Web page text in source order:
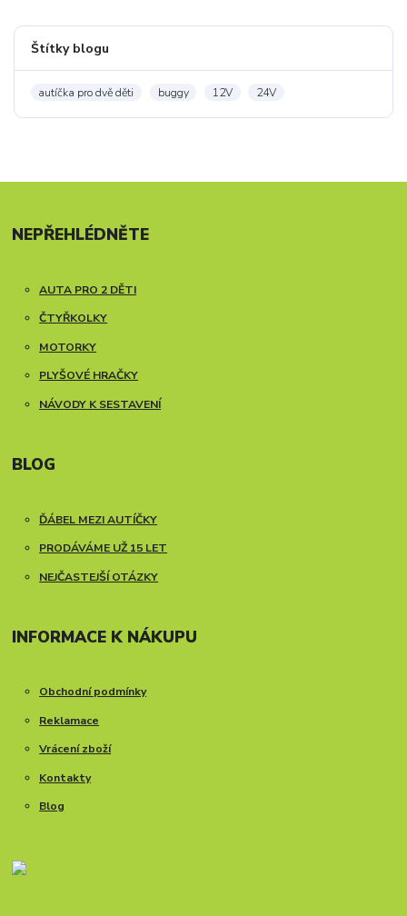
Štítky blogu
autíčka pro dvě děti buggy 12V 24V
NEPŘEHLÉDNĚTE
AUTA PRO 2 DĚTI
ČTYŘKOLKY
MOTORKY
PLYŠOVÉ HRAČKY
NÁVODY K SESTAVENÍ
BLOG
ĎÁBEL MEZI AUTÍČKY
PRODÁVÁME UŽ 15 LET
NEJČASTEJŠÍ OTÁZKY
INFORMACE K NÁKUPU
Obchodní podmínky
Reklamace
Vrácení zboží
Kontakty
Blog